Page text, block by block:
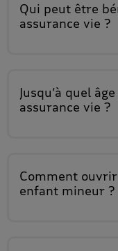
Qui peut être
assurance vie ?
Jusqu’à quel âge
assurance vie ?
Comment
enfant mineur ?